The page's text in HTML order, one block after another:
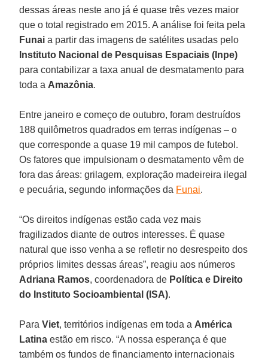
dessas áreas neste ano já é quase três vezes maior
que o total registrado em 2015. A análise foi feita pela
Funai a partir das imagens de satélites usadas pelo
Instituto Nacional de Pesquisas Espaciais (Inpe)
para contabilizar a taxa anual de desmatamento para
toda a Amazônia.
Entre janeiro e começo de outubro, foram destruídos
188 quilômetros quadrados em terras indígenas – o
que corresponde a quase 19 mil campos de futebol.
Os fatores que impulsionam o desmatamento vêm de
fora das áreas: grilagem, exploração madeireira ilegal
e pecuária, segundo informações da Funai.
“Os direitos indígenas estão cada vez mais
fragilizados diante de outros interesses. É quase
natural que isso venha a se refletir no desrespeito dos
próprios limites dessas áreas”, reagiu aos números
Adriana Ramos, coordenadora de Política e Direito
do Instituto Socioambiental (ISA).
ParaViet, territórios indígenas em toda a América
Latina estão em risco. “A nossa esperança é que
também os fundos de financiamento internacionais